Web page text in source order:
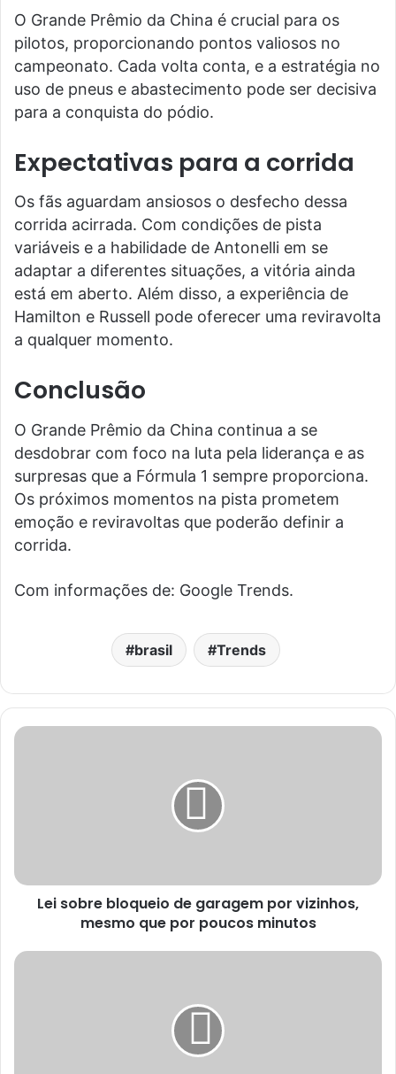
O Grande Prêmio da China é crucial para os
pilotos, proporcionando pontos valiosos no
campeonato. Cada volta conta, e a estratégia no
uso de pneus e abastecimento pode ser decisiva
para a conquista do pódio.
Expectativas para a corrida
Os fãs aguardam ansiosos o desfecho dessa
corrida acirrada. Com condições de pista
variáveis e a habilidade de Antonelli em se
adaptar a diferentes situações, a vitória ainda
está em aberto. Além disso, a experiência de
Hamilton e Russell pode oferecer uma reviravolta
a qualquer momento.
Conclusão
O Grande Prêmio da China continua a se
desdobrar com foco na luta pela liderança e as
surpresas que a Fórmula 1 sempre proporciona.
Os próximos momentos na pista prometem
emoção e reviravoltas que poderão definir a
corrida.
Com informações de: Google Trends.
brasil Trends
Lei sobre bloqueio de garagem por vizinhos,
mesmo que por poucos minutos